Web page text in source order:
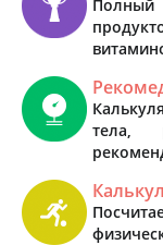
тела,